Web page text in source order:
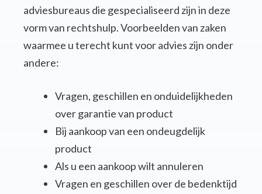
adviesbureaus die gespecialiseerd zijn in deze
vorm van rechtshulp. Voorbeelden van zaken
waarmee u terecht kunt voor advies zijn onder
andere:
Vragen, geschillen en onduidelijkheden
over garantie van product
Bij aankoop van een ondeugdelijk
product
Als u een aankoop wilt annuleren
Vragen en geschillen over de bedenktijd